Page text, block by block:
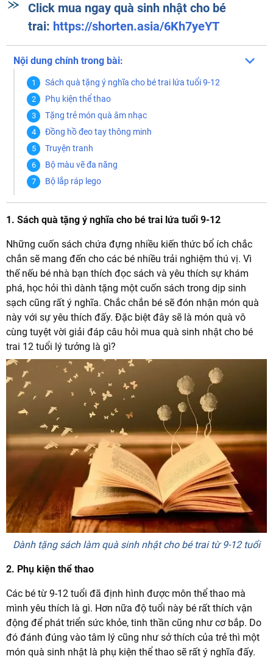
Click mua ngay quà sinh nhật cho bé
trai: https://shorten.asia/6Kh7yeYT
Nội dung chính trong bài:
Sách quà tặng ý nghĩa cho bé trai lứa tuổi 9-12
Phụ kiện thể thao
Tặng trẻ món quà âm nhạc
Đồng hồ đeo tay thông minh
Truyện tranh
Bộ màu vẽ đa năng
Bộ lắp ráp lego
1. Sách quà tặng ý nghĩa cho bé trai lứa tuổi 9-12
Những cuốn sách chứa đựng nhiều kiến thức bổ ích chắc
chắn sẽ mang đến cho các bé nhiều trải nghiệm thú vị. Vì
thế nếu bé nhà bạn thích đọc sách và yêu thích sự khám
phá, học hỏi thì dành tặng một cuốn sách trong dịp sinh
sạch cũng rất ý nghĩa. Chắc chắn bé sẽ đón nhận món quà
này với sự yêu thích đấy. Đặc biệt đây sẽ là món quà vô
cùng tuyệt vời giải đáp câu hỏi mua quà sinh nhật cho bé
trai 12 tuổi lý tưởng là gì?
Dành tặng sách làm quà sinh nhật cho bé trai từ 9-12 tuổi
2. Phụ kiện thể thao
Các bé từ 9-12 tuổi đã định hình được môn thể thao mà
mình yêu thích là gì. Hơn nữa độ tuổi này bé rất thích vận
động để phát triển sức khỏe, tinh thần cũng như cơ bắp. Do
đó đánh đúng vào tâm lý cũng như sở thích của trẻ thì một
món quà sinh nhật là phụ kiện thể thao sẽ rất ý nghĩa đấy.